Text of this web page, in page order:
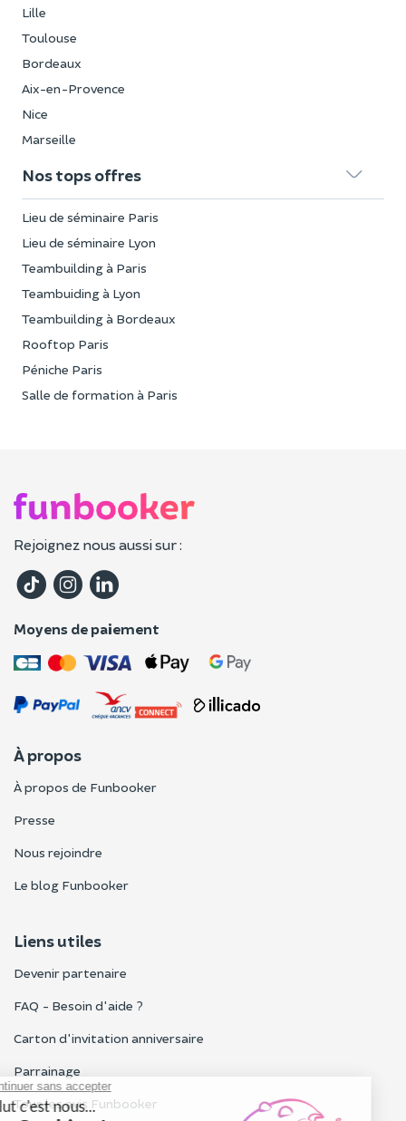
Lille
Toulouse
Bordeaux
Aix-en-Provence
Nice
Marseille
Nos tops offres
Lieu de séminaire Paris
Lieu de séminaire Lyon
Teambuilding à Paris
Teambuiding à Lyon
Teambuilding à Bordeaux
Rooftop Paris
Péniche Paris
Salle de formation à Paris
Rejoignez nous aussi sur :
Moyens de paiement
À propos
À propos de Funbooker
Presse
Nous rejoindre
Le blog Funbooker
Liens utiles
Devenir partenaire
FAQ - Besoin d'aide ?
Carton d'invitation anniversaire
Parrainage
Tous les avis Funbooker